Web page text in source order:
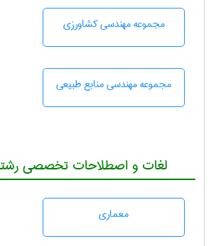
مجموعه مهندسی كشاورزی
مجموعه مهندسی منابع طبيعی
لغات و اصطلاحات تخصصی
معماری